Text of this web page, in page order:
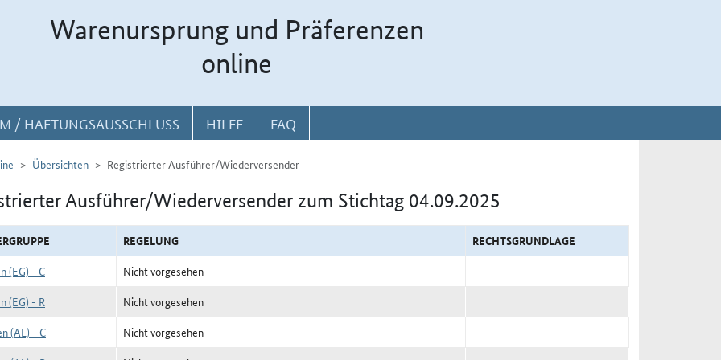
Warenursprung und Präferenzen
online
/ HAFTUNGSAUSSCHLUSS HILFE FAQ
Übersichten Registrierter Ausführer/Wiederversender
Ausführer/Wiederversender zum Stichtag 04.09.2025
REGELUNG
RECHTSGRUNDLAGE
(EG) - C
Nicht vorgesehen
(EG) - R
Nicht vorgesehen
(AL) - C
Nicht vorgesehen